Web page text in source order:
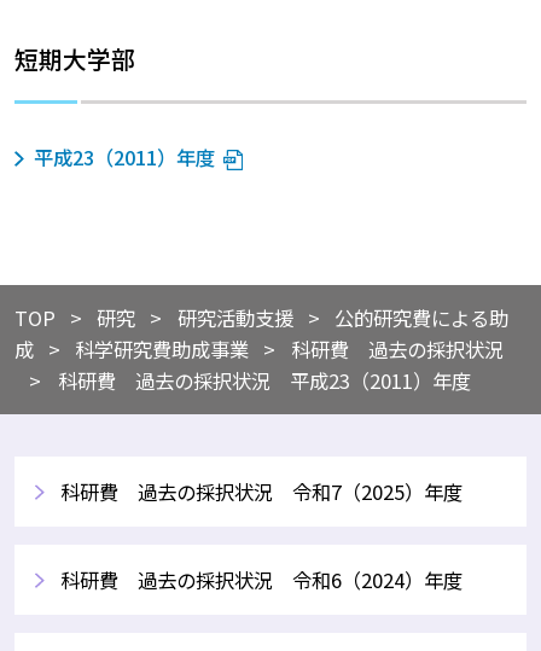
短期大学部
平成23（2011）年度
TOP ​研究 ​研究活動支援
​公的研究費による助
成
​科学研究費助成事業
​科研費 過去の採択状況
科研費 過去の採択状況 平成23（2011）年度
科研費 過去の採択状況 令和7（2025）年度
科研費 過去の採択状況 令和6（2024）年度